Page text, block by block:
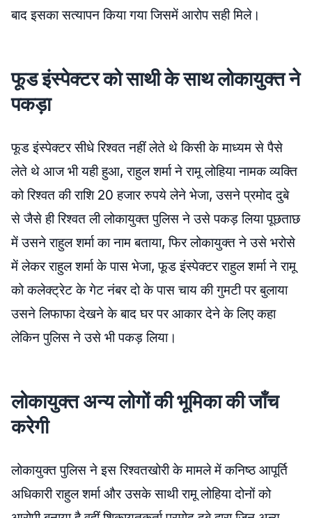
बाद इसका सत्यापन किया गया जिसमें आरोप सही मिले।
फूड इंस्पेक्टर को साथी के साथ लोकायुक्त ने
पकड़ा
फूड इंस्पेक्टर सीधे रिश्वत नहीं लेते थे किसी के माध्यम से पैसे
लेते थे आज भी यही हुआ, राहुल शर्मा ने रामू लोहिया नामक व्यक्ति
को रिश्वत की राशि 20 हजार रुपये लेने भेजा, उसने प्रमोद दुबे
से जैसे ही रिश्वत ली लोकायुक्त पुलिस ने उसे पकड़ लिया पूछताछ
में उसने राहुल शर्मा का नाम बताया, फिर लोकायुक्त ने उसे भरोसे
में लेकर राहुल शर्मा के पास भेजा, फूड इंस्पेक्टर राहुल शर्मा ने रामू
को कलेक्ट्रेट के गेट नंबर दो के पास चाय की गुमटी पर बुलाया
उसने लिफाफा देखने के बाद घर पर आकार देने के लिए कहा
लेकिन पुलिस ने उसे भी पकड़ लिया।
लोकायुक्त अन्य लोगों की भूमिका की जाँच
करेगी
लोकायुक्त पुलिस ने इस रिश्वतखोरी के मामले में कनिष्ठ आपूर्ति
अधिकारी राहुल शर्मा और उसके साथी रामू लोहिया दोनों को